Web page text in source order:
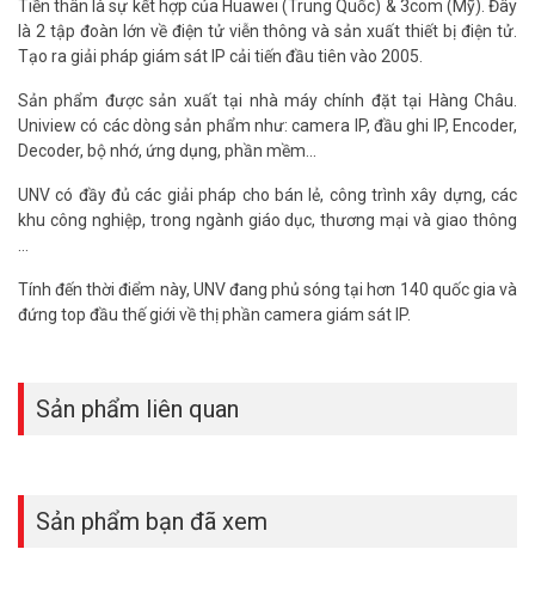
Tiền thân là sự kết hợp của Huawei (Trung Quốc) & 3com (Mỹ). Đây
là 2 tập đoàn lớn về điện tử viễn thông và sản xuất thiết bị điện tử.
Tạo ra giải pháp giám sát IP cải tiến đầu tiên vào 2005.
Sản phẩm được sản xuất tại nhà máy chính đặt tại Hàng Châu.
Uniview có các dòng sản phẩm như: camera IP, đầu ghi IP, Encoder,
Decoder, bộ nhớ, ứng dụng, phần mềm...
UNV có đầy đủ các giải pháp cho bán lẻ, công trình xây dựng, các
khu công nghiệp, trong ngành giáo dục, thương mại và giao thông
Tính đến thời điểm này, UNV đang phủ sóng tại hơn 140 quốc gia và
đứng top đầu thế giới về thị phần camera giám sát IP.
Sản phẩm liên quan
Sản phẩm bạn đã xem